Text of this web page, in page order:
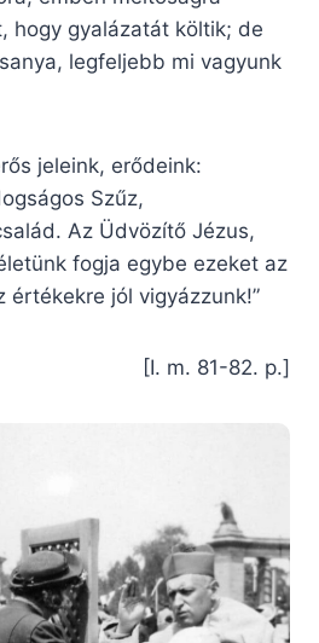
hogy gyalázatát költik; de
legfeljebb mi vagyunk
jeleink, erődeink:
Szűz,
Az Üdvözítő Jézus,
fogja egybe ezeket az
értékekre jól vigyázzunk!”
[I. m. 81-82. p.]